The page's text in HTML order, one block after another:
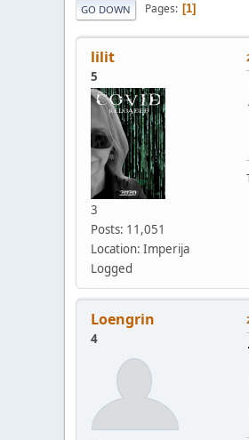
GO DOWN Pages 1
lilit
5
3
Posts: 11,051
Location: Imperija
Logged
Loengrin
4